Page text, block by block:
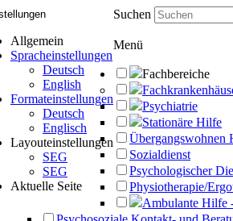
Allgemein
Spracheinstellungen
Deutsch
English
Formateinstellungen
Deutsch
Englisch
Layouteinstellungen
SEG
SEG
Aktuelle Seite
Suchen
Menü
Fachbereiche
Psychiatrie
Stationäre Hilfe
Übergangswohnen
Sozialdienst
Psychologischer
Physiotherapie/
Ambulante Hilfe